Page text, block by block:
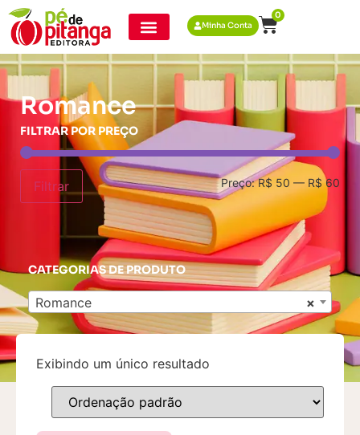
Minha Conta
0
Romance
FILTRAR POR PREÇO
Filtrar Preço:R$ 50 — R$ 60
CATEGORIAS DE PRODUTO
×
Romance
Exibindo um único resultado